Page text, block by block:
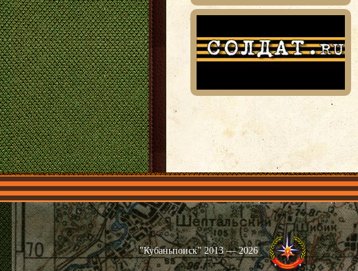
Главная Имена Общественные
"Кубаньпоиск" 2013 — 2026